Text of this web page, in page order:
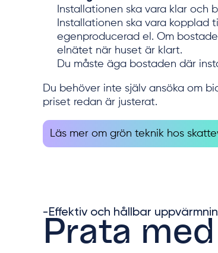
Installationen ska vara klar och
Installationen ska vara kopplad
egenproducerad el. Om
elnätet när huset är klart.
Du måste äga bostaden där
Du behöver inte själv ansöka om
priset redan är justerat.
Läs mer om grön teknik hos
-Effektiv och hållbar
Prata